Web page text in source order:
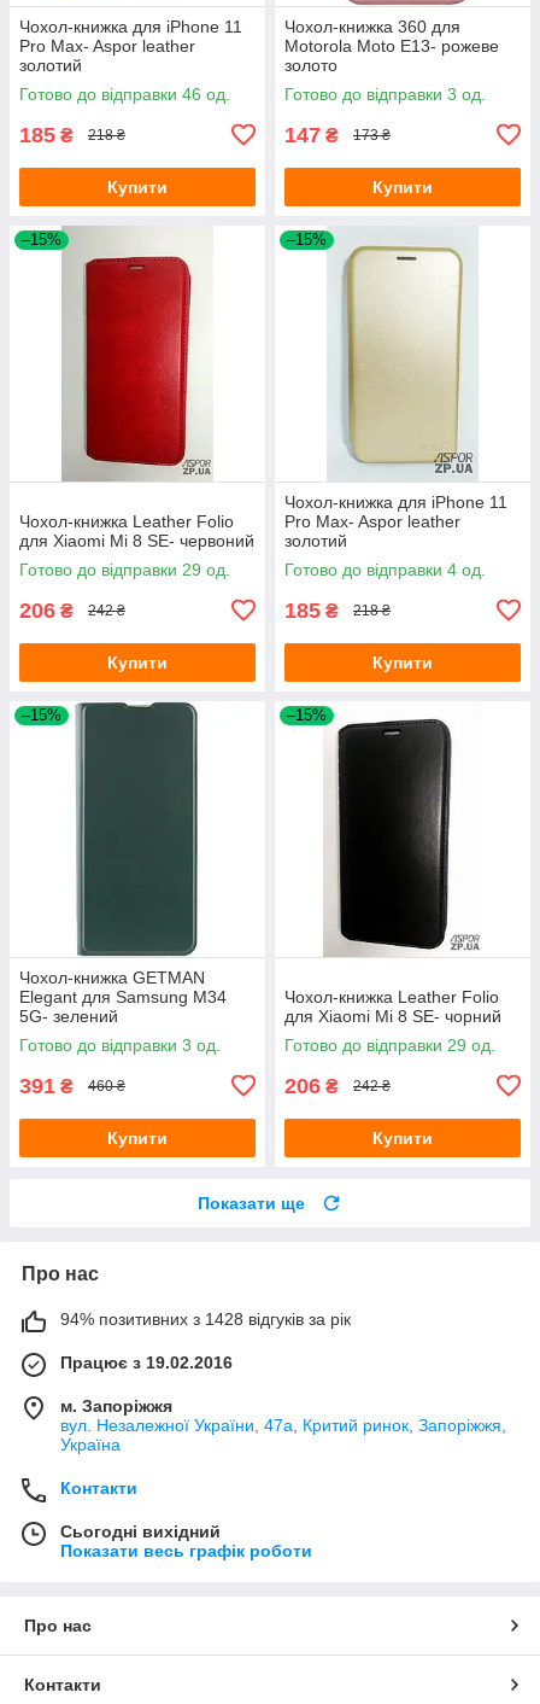
Чохол-книжка для iPhone 11
Pro Max- Aspor leather
золотий
Готово до відправки 46 од.
185 ₴ 218 ₴
Купити
Чохол-книжка 360 для
Motorola Moto E13- рожеве
золото
Готово до відправки 3 од.
147 ₴ 173 ₴
Купити
–15%
Чохол-книжка Leather Folio
для Xiaomi Mi 8 SE- червоний
Готово до відправки 29 од.
206 ₴ 242 ₴
Купити
–15%
Чохол-книжка для iPhone 11
Pro Max- Aspor leather
золотий
Готово до відправки 4 од.
185 ₴ 218 ₴
Купити
–15%
Чохол-книжка GETMAN
Elegant для Samsung M34
5G- зелений
Готово до відправки 3 од.
391 ₴ 460 ₴
Купити
–15%
Чохол-книжка Leather Folio
для Xiaomi Mi 8 SE- чорний
Готово до відправки 29 од.
206 ₴ 242 ₴
Купити
Показати ще
Про нас
94% позитивних з 1428 відгуків за рік
Працює з 19.02.2016
м. Запоріжжя
вул. Незалежної України, 47а, Критий ринок, Запоріжжя,
Україна
Контакти
Сьогодні вихідний
Показати весь графік роботи
Про нас
Контакти